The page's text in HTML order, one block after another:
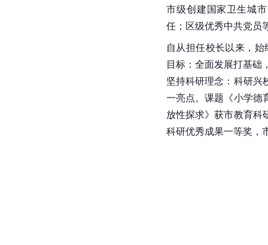
市级创建国家卫生城
任；区级优秀中共党员
自从担任校长以来，
目标：全面发展打基础
坚持科研理念：科研兴
一亮点。课题《小学德
放性探求》获市教育科
科研优秀成果一等奖，